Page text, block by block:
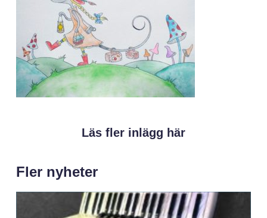
Läs fler inlägg här
Fler nyheter